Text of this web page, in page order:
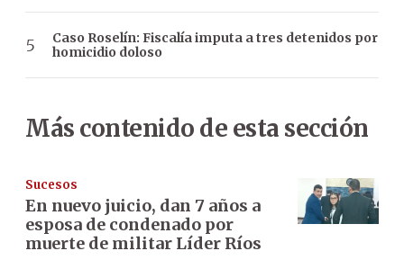
Caso Roselín: Fiscalía imputa a tres detenidos por
homicidio doloso
Más contenido de esta sección
Sucesos
En nuevo juicio, dan 7 años a
esposa de condenado por
muerte de militar Líder Ríos